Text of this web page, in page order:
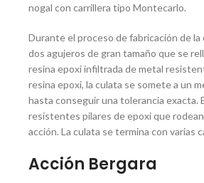
nogal con carrillera tipo Montecarlo.
Durante el proceso de fabricación de la
dos agujeros de gran tamaño que se
resina epoxi infiltrada de metal
resina epoxi, la culata se somete a un
hasta conseguir una tolerancia exacta.
resistentes pilares de epoxi que
acción. La culata se termina con varias
Acción Bergara